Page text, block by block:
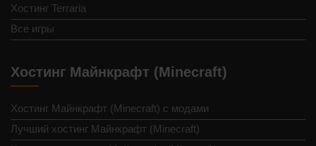
Хостинг Terraria
Все игры
Хостинг Майнкрафт (Minecraft)
Хостинг Майнкрафт (Minecraft) с модами
Лучший хостинг Майнкрафт (Minecraft)